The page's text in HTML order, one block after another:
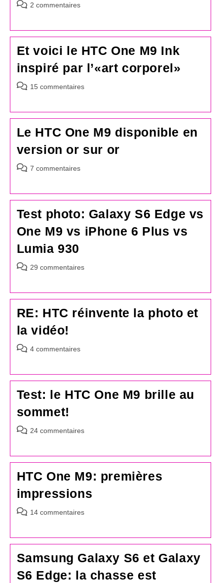
Commentaires
publication :
2 commentaires
Et voici le HTC One M9 Ink
inspiré par l’«art corporel»
Commentaires
publication :
15 commentaires
Le HTC One M9 disponible en
version or sur or
Commentaires
publication :
7 commentaires
Test photo: Galaxy S6 Edge vs
One M9 vs iPhone 6 Plus vs
Lumia 930
Commentaires
publication :
29 commentaires
RE: HTC réinvente la photo et
la vidéo!
Commentaires
publication :
4 commentaires
Test: le HTC One M9 brille au
sommet!
Commentaires
publication :
24 commentaires
HTC One M9: premières
impressions
Commentaires
publication :
14 commentaires
Samsung Galaxy S6 et Galaxy
S6 Edge: la chasse est